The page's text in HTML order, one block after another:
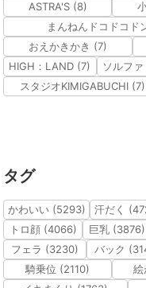
ASTRA'S (8)
まんねんドコドコド
おえかきかき (7)
HIGH：LAND (7)
ソルフ
スタジオKIMIGABUCHI (7)
タグ
かわいい (5293) 汗だく
トロ顔 (4066)
巨乳 (3876)
フェラ (3230)
バック
騎乗位 (2110)
絵